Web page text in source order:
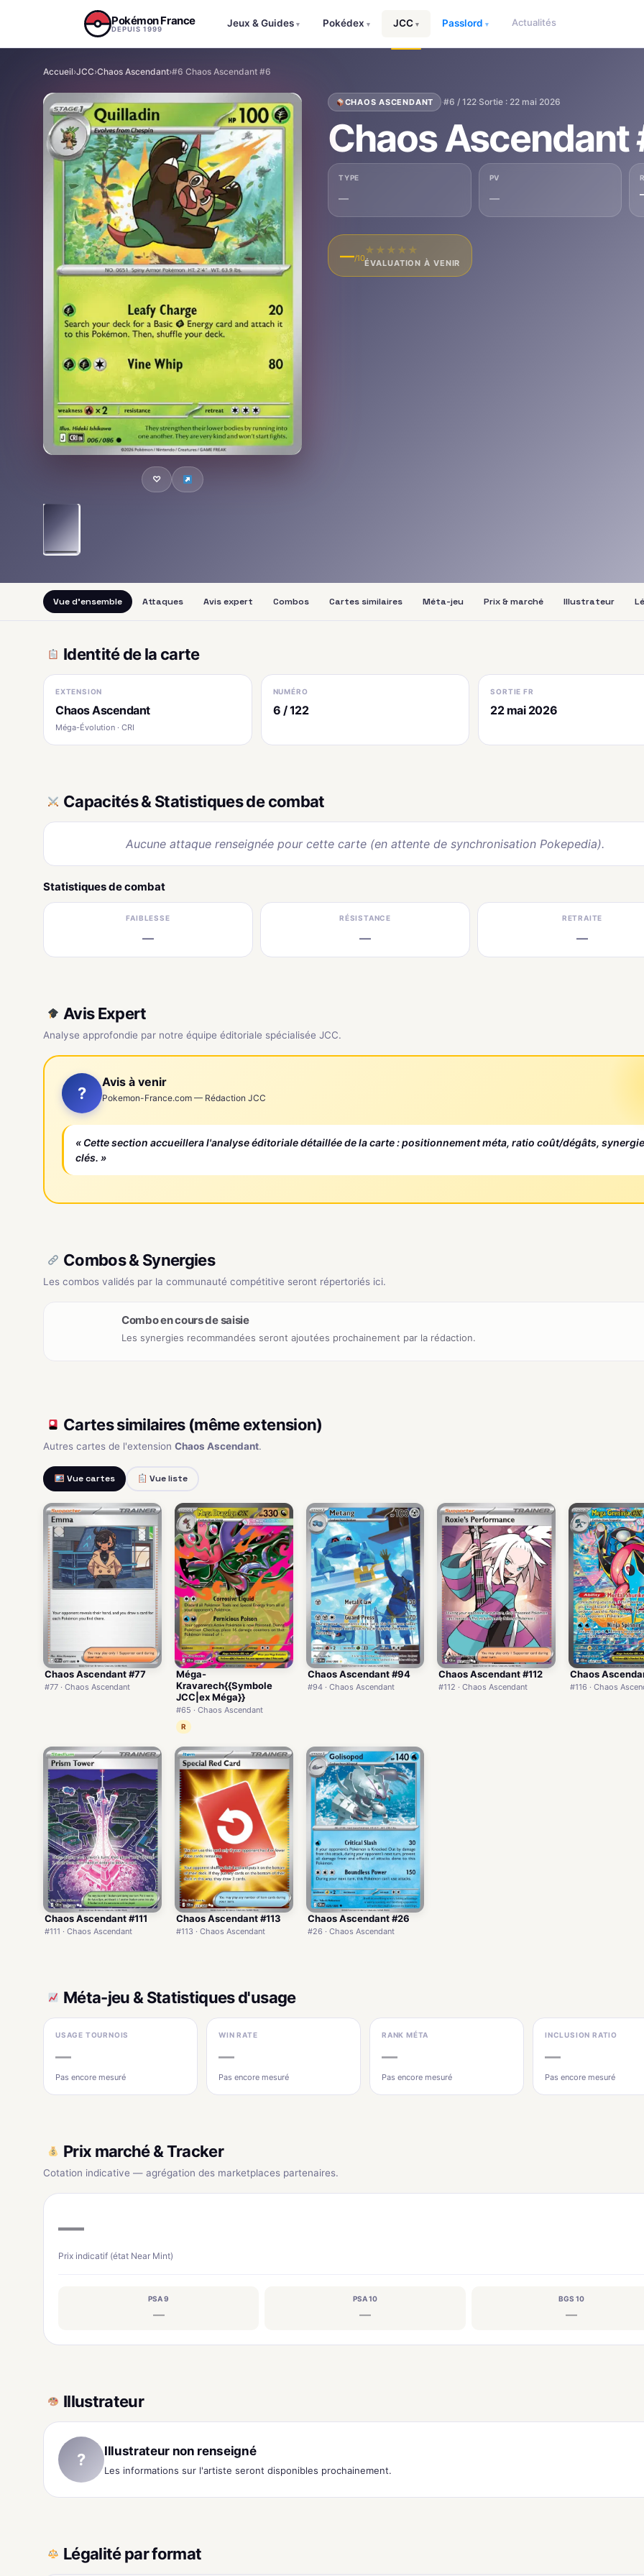
Pokémon France
DEPUIS 1999
Jeux & Guides ▾ Pokédex ▾ JCC ▾ Passlord ▾ Actualités
Accueil›JCC›Chaos Ascendant›#6 Chaos Ascendant #6
♡
CHAOS ASCENDANT ·#6 / 122·Sortie : 22 mai 2026
Chaos Ascendant
TYPE
—
PV
—
—/10
★ ★ ★ ★ ★
ÉVALUATION À VENIR
Vue d'ensemble Attaques Avis expert Combos Cartes similaires Méta-jeu Prix & marché Illustrateur
Identité de la carte
EXTENSION
Chaos Ascendant
Méga-Évolution · CRI
NUMÉRO
6 / 122
SORTIE FR
22 mai 2026
Capacités & Statistiques de combat
Aucune attaque renseignée pour cette carte (en attente de synchronisation Pokepedia).
Statistiques de combat
FAIBLESSE
—
RÉSISTANCE
—
RETRAITE
—
Avis Expert
Analyse approfondie par notre équipe éditoriale spécialisée JCC.
?
Avis à venir
Pokemon-France.com — Rédaction JCC
« Cette section accueillera l'analyse éditoriale détaillée de la carte : positionnement méta, ratio coût/dégâts,
clés. »
Combos & Synergies
Les combos validés par la communauté compétitive seront répertoriés ici.
Combo en cours de saisie
Les synergies recommandées seront ajoutées prochainement par la rédaction.
Cartes similaires (même extension)
Autres cartes de l'extension Chaos Ascendant.
Vue cartes Vue liste
Chaos Ascendant #77
#77 · Chaos Ascendant
Méga-
Kravarech{{Symbole
JCC|ex Méga}}
#65 · Chaos Ascendant
R
Chaos Ascendant #94
#94 · Chaos Ascendant
Chaos Ascendant #112
#112 · Chaos Ascendant
Chaos
#116 · Chaos
Chaos Ascendant #111
#111 · Chaos Ascendant
Chaos Ascendant #113
#113 · Chaos Ascendant
Chaos Ascendant #26
#26 · Chaos Ascendant
Méta-jeu & Statistiques d'usage
USAGE TOURNOIS
—
Pas encore mesuré
WIN RATE
—
Pas encore mesuré
RANK MÉTA
—
Pas encore mesuré
INCLUSION RATIO
—
Pas encore mesuré
Prix marché & Tracker
Cotation indicative — agrégation des marketplaces partenaires.
—
Prix indicatif (état Near Mint)
PSA 9
—
PSA 10
—
BGS 10
—
Illustrateur
? Illustrateur non renseigné
Les informations sur l'artiste seront disponibles prochainement.
Légalité par format